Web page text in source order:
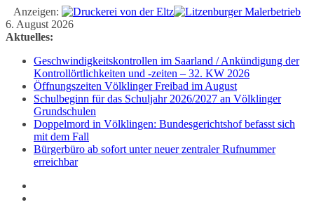
Anzeigen:
Zum
Inhalt
6. August 2026
Aktuelles:
Geschwindigkeitskontrollen im Saarland / Ankündigung der
Kontrollörtlichkeiten und -zeiten – 32. KW 2026
Öffnungszeiten Völklinger Freibad im August
Schulbeginn für das Schuljahr 2026/2027 an Völklinger
Grundschulen
Doppelmord in Völklingen: Bundesgerichtshof befasst sich
mit dem Fall
Bürgerbüro ab sofort unter neuer zentraler Rufnummer
erreichbar